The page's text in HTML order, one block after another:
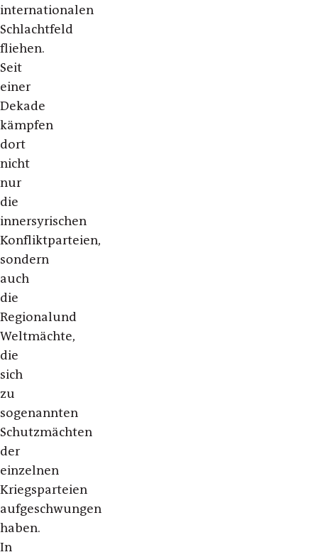
internationalen
Schlachtfeld
fliehen.
Seit
einer
Dekade
kämpfen
dort
nicht
nur
die
innersyrischen
Konfliktparteien,
sondern
auch
die
Regionalund
Weltmächte,
die
sich
zu
sogenannten
Schutzmächten
der
einzelnen
Kriegsparteien
aufgeschwungen
haben.
In